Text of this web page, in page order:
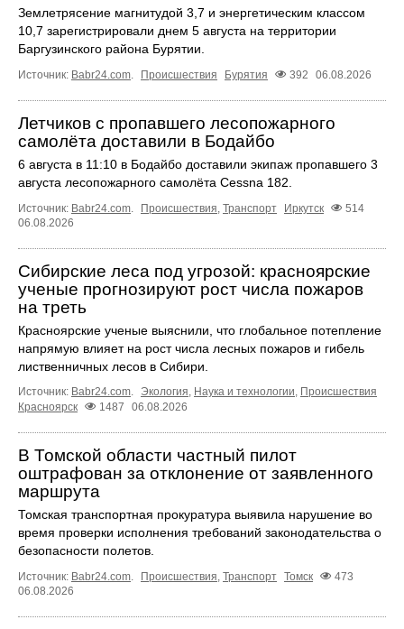
Землетрясение магнитудой 3,7 и энергетическим классом
10,7 зарегистрировали днем 5 августа на территории
Баргузинского района Бурятии.
Источник: Babr24.com. Происшествия Бурятия 392 06.08.2026
Летчиков с пропавшего лесопожарного
самолёта доставили в Бодайбо
6 августа в 11:10 в Бодайбо доставили экипаж пропавшего 3
августа лесопожарного самолёта Cessna 182.
Источник: Babr24.com. Происшествия, Транспорт Иркутск
514
06.08.2026
Сибирские леса под угрозой: красноярские
ученые прогнозируют рост числа пожаров
на треть
Красноярские ученые выяснили, что глобальное потепление
напрямую влияет на рост числа лесных пожаров и гибель
лиственничных лесов в Сибири.
Источник: Babr24.com. Экология, Наука и технологии, Происшествия
Красноярск
1487 06.08.2026
В Томской области частный пилот
оштрафован за отклонение от заявленного
маршрута
Томская транспортная прокуратура выявила нарушение во
время проверки исполнения требований законодательства о
безопасности полетов.
Источник: Babr24.com. Происшествия, Транспорт Томск
473
06.08.2026